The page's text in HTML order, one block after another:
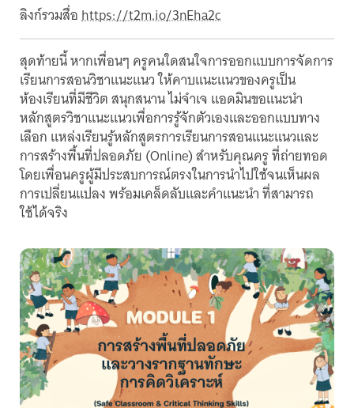
ลิงก์รวมสื่อhttps://t2m.io/3nEha2c
สุดท้ายนี้ หากเพื่อนๆ ครูคนใดสนใจการออกแบบการจัดการ
เรียนการสอนวิชาแนะแนว ให้คาบแนะแนวของครูเป็น
ห้องเรียนที่มีชีวิต สนุกสนาน ไม่จำเจ แอดมินขอแนะนำ
หลักสูตรวิชาแนะแนวเพื่อการรู้จักตัวเองและออกแบบทาง
เลือก แหล่งเรียนรู้หลักสูตรการเรียนการสอนแนะแนวและ
การสร้างพื้นที่ปลอดภัย (Online) สำหรับคุณครู ที่ถ่ายทอด
โดยเพื่อนครูผู้มีประสบการณ์ตรงในการนำไปใช้จนเห็นผล
การเปลี่ยนแปลง พร้อมเคล็ดลับและคำแนะนำ ที่สามารถ
ใช้ได้จริง